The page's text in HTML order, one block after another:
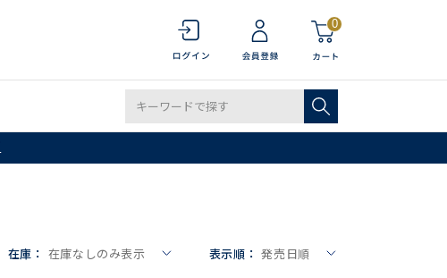
0
在庫： 在庫なしのみ表示 表示順： 発売日順